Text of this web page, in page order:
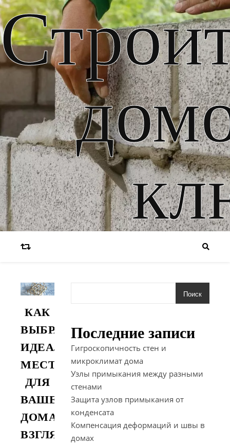
КАК
ВЫБРАТЬ
ИДЕАЛЬНОЕ
МЕСТО
ДЛЯ
ВАШЕГО
ДОМА:
ВЗГЛЯД
Поиск
Последние записи
Гигроскопичность стен и
микроклимат дома
Узлы примыкания между разными
стенами
Защита узлов примыкания от
конденсата
Компенсация деформаций и швы в
домах